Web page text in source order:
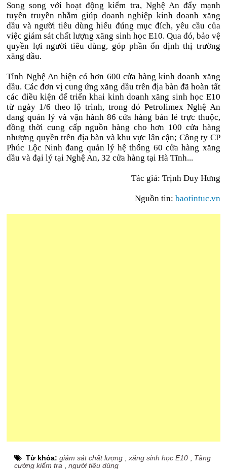
Song song với hoạt động kiểm tra, Nghệ An đẩy mạnh
tuyên truyền nhằm giúp doanh nghiệp kinh doanh xăng
dầu và người tiêu dùng hiểu đúng mục đích, yêu cầu của
việc giám sát chất lượng xăng sinh học E10. Qua đó, bảo vệ
quyền lợi người tiêu dùng, góp phần ổn định thị trường
xăng dầu.
Tỉnh Nghệ An hiện có hơn 600 cửa hàng kinh doanh xăng
dầu. Các đơn vị cung ứng xăng dầu trên địa bàn đã hoàn tất
các điều kiện để triển khai kinh doanh xăng sinh học E10
từ ngày 1/6 theo lộ trình, trong đó Petrolimex Nghệ An
đang quản lý và vận hành 86 cửa hàng bán lẻ trực thuộc,
đồng thời cung cấp nguồn hàng cho hơn 100 cửa hàng
nhượng quyền trên địa bàn và khu vực lân cận; Công ty CP
Phúc Lộc Ninh đang quản lý hệ thống 60 cửa hàng xăng
dầu và đại lý tại Nghệ An, 32 cửa hàng tại Hà Tĩnh...
Tác giả: Trịnh Duy Hưng
Nguồn tin: baotintuc.vn
Từ khóa:giám sát chất lượng ,xăng sinh học E10
Tăng
cường kiểm tra ,người tiêu dùng